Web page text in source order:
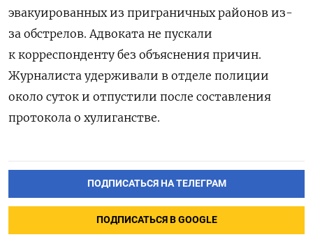
эвакуированных из приграничных районов из-
за обстрелов. Адвоката не пускали
к корреспонденту без объяснения причин.
Журналиста удерживали в отделе полиции
около суток и отпустили после составления
протокола о хулиганстве.
ПОДПИСАТЬСЯ НА ТЕЛЕГРАМ
ПОДПИСАТЬСЯ В GOOGLE